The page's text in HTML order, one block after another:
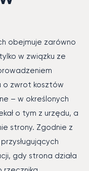
obejmuje zarówno
w związku ze
o zwrot kosztów
– w określonych
o tym z urzędu, a
strony. Zgodnie z
gdy strona działa